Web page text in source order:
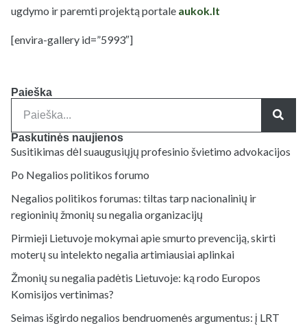
ugdymo ir paremti projektą portale aukok.lt
[envira-gallery id=”5993″]
Paieška
Paskutinės naujienos
Susitikimas dėl suaugusiųjų profesinio švietimo advokacijos
Po Negalios politikos forumo
Negalios politikos forumas: tiltas tarp nacionalinių ir
regioninių žmonių su negalia organizacijų
Pirmieji Lietuvoje mokymai apie smurto prevenciją, skirti
moterų su intelekto negalia artimiausiai aplinkai
Žmonių su negalia padėtis Lietuvoje: ką rodo Europos
Komisijos vertinimas?
Seimas išgirdo negalios bendruomenės argumentus: į LRT